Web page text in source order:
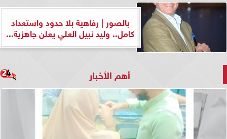
بالصور | رفاهية بلا حدود واستعداد
كامل.. وليد نبيل العلي يعلن جاهزية...
أهم الأخبار